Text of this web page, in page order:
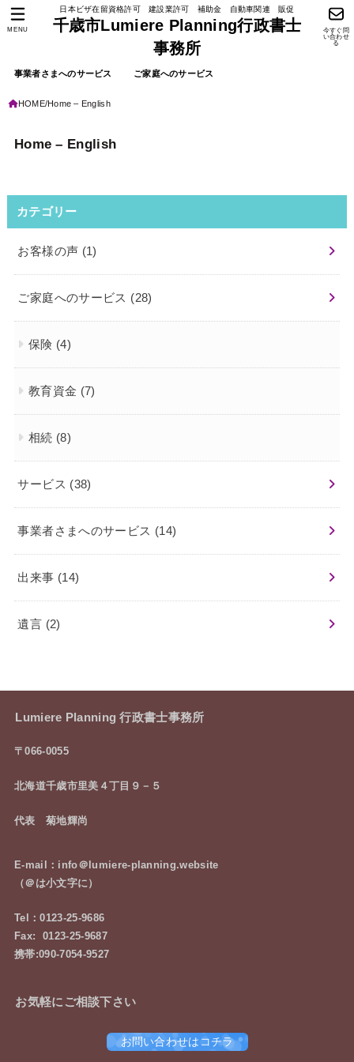
日本ビザ在留資格許可 建設業許可 補助金 自動車関連 販促
千歳市Lumiere Planning行政書士
事務所
事業者さまへのサービス ご家庭へのサービス
今すぐ問
い合わせ
る
MENU
HOME Home – English
Home – English
カテゴリー
お客様の声 (1)
ご家庭へのサービス (28)
保険 (4)
教育資金 (7)
相続 (8)
サービス (38)
事業者さまへのサービス (14)
出来事 (14)
遺言 (2)
Lumiere Planning 行政書士事務所
〒066-0055
北海道千歳市里美４丁目９－５
代表 菊地輝尚
E-mail：info＠lumiere-planning.website
（＠は小文字に）
Tel：0123-25-9686
Fax: 0123-25-9687
携帯:090-7054-9527
お気軽にご相談下さい
お問い合わせはコチラ